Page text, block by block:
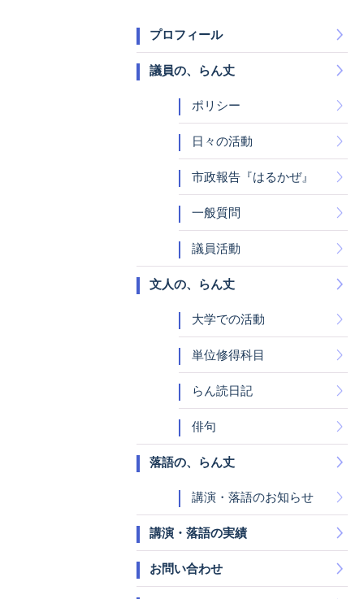
プロフィール
議員の、らん丈
ポリシー
日々の活動
市政報告『はるかぜ』
一般質問
議員活動
文人の、らん丈
大学での活動
単位修得科目
らん読日記
俳句
落語の、らん丈
講演・落語のお知らせ
講演・落語の実績
お問い合わせ